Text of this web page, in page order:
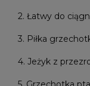
2. Łatwy do
3. Piłka
4. Jeżyk z